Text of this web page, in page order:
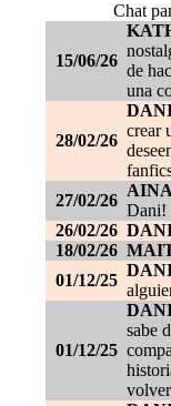
Chat
15/06/26
de
una
28/02/26
crear
27/02/26
Dani!
26/02/26
18/02/26
01/12/25
01/12/25
sabe